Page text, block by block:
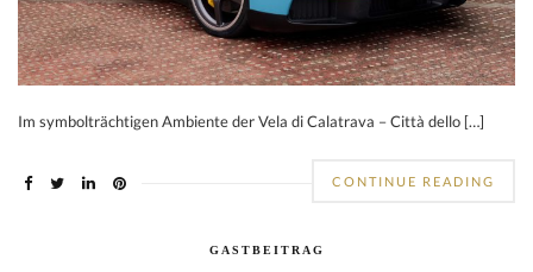
Im symbolträchtigen Ambiente der Vela di Calatrava – Città dello […]
CONTINUE READING
GASTBEITRAG